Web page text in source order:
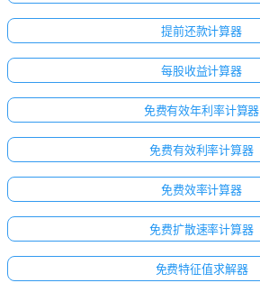
登
录！
提前还款计算器
每股收益计算器
免费有效年利率计算器
免费有效利率计算器
免费效率计算器
免费扩散速率计算器
免费特征值求解器